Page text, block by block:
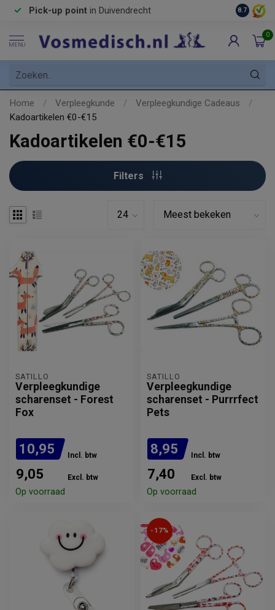
Pick-up point in Duivendrecht 8.7
MENU
0
Home / Verpleegkunde / Verpleegkundige Cadeaus
/
Kadoartikelen €0-€15
Kadoartikelen €0-€15
Filters
SATILLO
Verpleegkundige
scharenset - Forest
Fox
10,95 Incl. btw
9,05 Excl. btw
Op voorraad
SATILLO
Verpleegkundige
scharenset - Purrrfect
Pets
8,95 Incl. btw
7,40 Excl. btw
Op voorraad
-17%